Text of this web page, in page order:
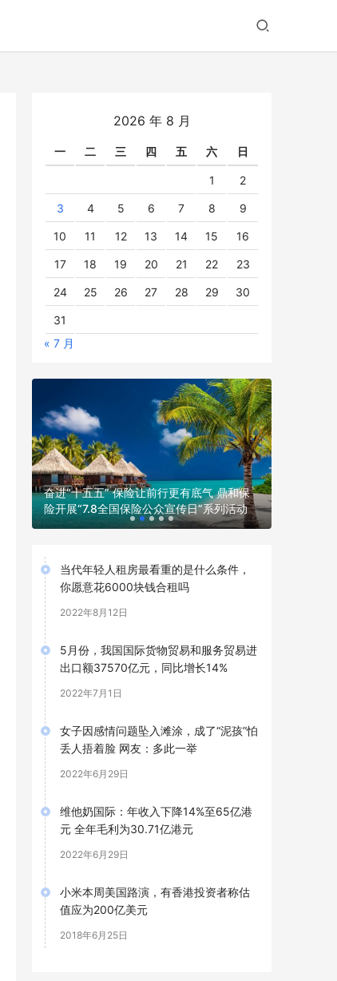
2026 年 8 月
一 二 三 四 五 六 日
1 2
3 4 5 6 7 8 9
10 11 12 13 14 15 16
17 18 19 20 21 22 23
24 25 26 27 28 29 30
31
« 7 月
奋进“十五五” 保险让前行更有底气 鼎和保
险开展“7.8全国保险公众宣传日”系列活动
当代年轻人租房最看重的是什么条件，
你愿意花6000块钱合租吗
2022年8月12日
5月份，我国国际货物贸易和服务贸易进
出口额37570亿元，同比增长14%
2022年7月1日
女子因感情问题坠入滩涂，成了“泥孩”怕
丢人捂着脸 网友：多此一举
2022年6月29日
维他奶国际：年收入下降14%至65亿港
元 全年毛利为30.71亿港元
2022年6月29日
小米本周美国路演，有香港投资者称估
值应为200亿美元
2018年6月25日